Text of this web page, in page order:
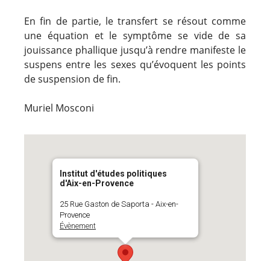
En fin de partie, le transfert se résout comme
une équation et le symptôme se vide de sa
jouissance phallique jusqu’à rendre manifeste le
suspens entre les sexes qu’évoquent les points
de suspension de fin.
Muriel Mosconi
Institut d'études politiques
d'Aix-en-Provence
25 Rue Gaston de Saporta - Aix-en-
Provence
Évènement